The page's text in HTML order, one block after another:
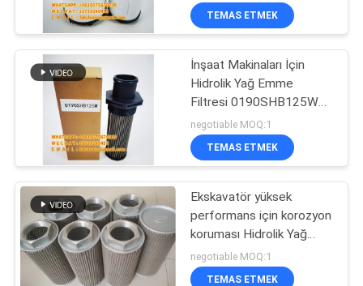
HAKKIMIZDA
FABRIKA
TURU
KALITE
KONTROL
BIZE
ULAŞIN
Hidrolik Yağ Filtresi
Elemanı
121
Dizel Filtre Elemanı
92
TEMAS ETMEK
İnşaat Makinaları İçin
Hidrolik Yağ Emme
Filtresi 0190SHB125W
Paslanmaz Çelik
negotiable MOQ:1
TEMAS ETMEK
Ekskavatör yüksek
performans için korozyon
koruması Hidrolik Yağ
Emme Filtresi
negotiable MOQ:1
TEMAS ETMEK